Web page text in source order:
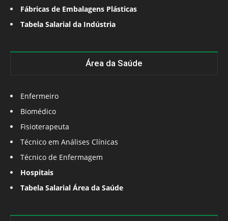
Fábricas de Embalagens Plásticas
Tabela Salarial da Indústria
Área da Saúde
Enfermeiro
Biomédico
Fisioterapeuta
Técnico em Análises Clínicas
Técnico de Enfermagem
Hospitais
Tabela Salarial Área da Saúde